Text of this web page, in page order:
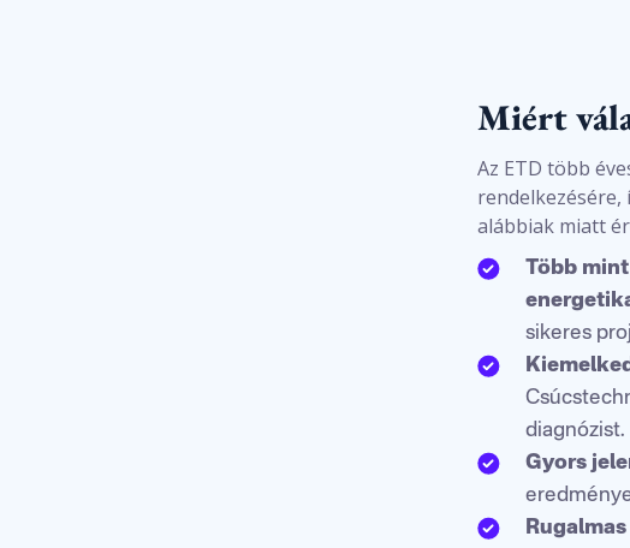
Miért
Az ETD több
alábbiak miatt
Több
sikeres
diagnózist.
Gyors